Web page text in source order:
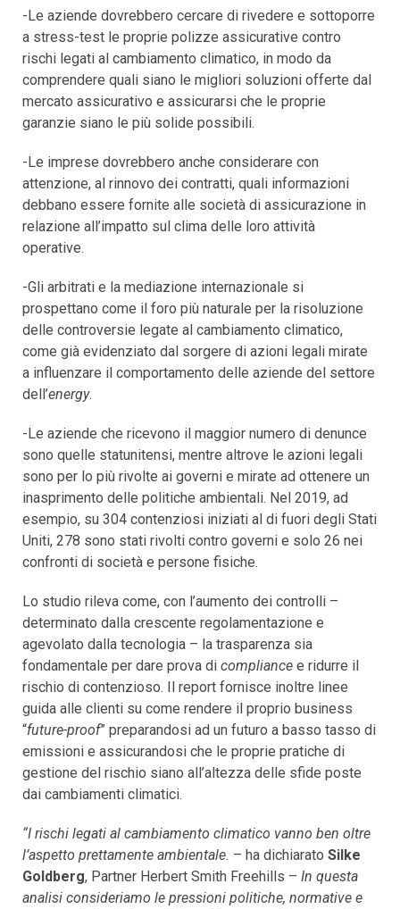
-Le aziende dovrebbero cercare di rivedere e sottoporre
a stress-test le proprie polizze assicurative contro
rischi legati al cambiamento climatico, in modo da
comprendere quali siano le migliori soluzioni offerte dal
mercato assicurativo e assicurarsi che le proprie
garanzie siano le più solide possibili.
-Le imprese dovrebbero anche considerare con
attenzione, al rinnovo dei contratti, quali informazioni
debbano essere fornite alle società di assicurazione in
relazione all’impatto sul clima delle loro attività
operative.
-Gli arbitrati e la mediazione internazionale si
prospettano come il foro più naturale per la risoluzione
delle controversie legate al cambiamento climatico,
come già evidenziato dal sorgere di azioni legali mirate
a influenzare il comportamento delle aziende del settore
dell’energy.
-Le aziende che ricevono il maggior numero di denunce
sono quelle statunitensi, mentre altrove le azioni legali
sono per lo più rivolte ai governi e mirate ad ottenere un
inasprimento delle politiche ambientali. Nel 2019, ad
esempio, su 304 contenziosi iniziati al di fuori degli Stati
Uniti, 278 sono stati rivolti contro governi e solo 26 nei
confronti di società e persone fisiche.
Lo studio rileva come, con l’aumento dei controlli –
determinato dalla crescente regolamentazione e
agevolato dalla tecnologia – la trasparenza sia
fondamentale per dare prova di compliance e ridurre il
rischio di contenzioso. Il report fornisce inoltre linee
guida alle clienti su come rendere il proprio business
“future-proof” preparandosi ad un futuro a basso tasso di
emissioni e assicurandosi che le proprie pratiche di
gestione del rischio siano all’altezza delle sfide poste
dai cambiamenti climatici.
“I rischi legati al cambiamento climatico vanno ben oltre
l’aspetto prettamente ambientale. – ha dichiarato Silke
Goldberg, Partner Herbert Smith Freehills – In questa
analisi consideriamo le pressioni politiche, normative e